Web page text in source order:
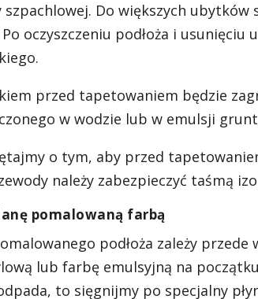
szpachlowej. Do większych
oczyszczeniu podłoża i
przed tapetowaniem będzie
w wodzie lub w emulsji
o tym, aby przed
należy zabezpieczyć taśmą
pomalowaną farbą
podłoża zależy
lub farbę emulsyjną na
to sięgnijmy po specjalny